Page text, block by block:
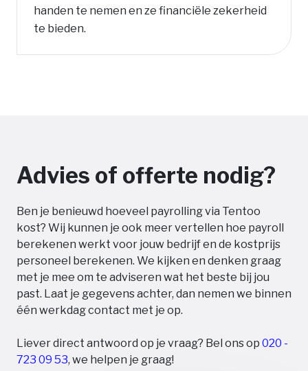
handen te nemen en ze financiële zekerheid
te bieden.
Advies of offerte nodig?
Ben je benieuwd hoeveel payrolling via Tentoo
kost? Wij kunnen je ook meer vertellen hoe payroll
berekenen werkt voor jouw bedrijf en de kostprijs
personeel berekenen. We kijken en denken graag
met je mee om te adviseren wat het beste bij jou
past. Laat je gegevens achter, dan nemen we binnen
één werkdag contact met je op.
Liever direct antwoord op je vraag? Bel ons op 020 -
723 09 53, we helpen je graag!